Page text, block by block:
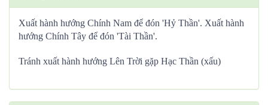
Xuất hành hướng Chính Nam để đón 'Hỷ Thần'. Xuất hành
hướng Chính Tây để đón 'Tài Thần'.
Tránh xuất hành hướng Lên Trời gặp Hạc Thần (xấu)